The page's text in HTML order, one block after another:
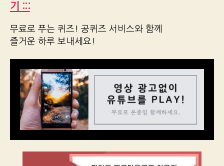
기 :::
무료로 푸는 퀴즈! 공퀴즈 서비스와 함께
즐거운 하루 보내세요!